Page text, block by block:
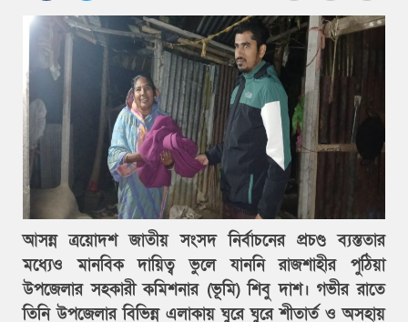
আসন্ন ত্রয়োদশ জাতীয় সংসদ নির্বাচনের প্রচণ্ড ব্যস্ততার
মধ্যেও মানবিক দায়িত্ব ভুলে যাননি রাজশাহীর পুঠিয়া
উপজেলার সহকারী কমিশনার (ভূমি) শিবু দাশ। গভীর রাতে
তিনি উপজেলার বিভিন্ন এলাকায় ঘুরে ঘুরে শীতার্ত ও অসহায়